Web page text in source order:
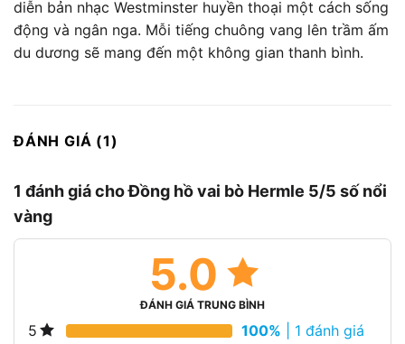
diễn bản nhạc Westminster huyền thoại một cách sống
động và ngân nga. Mỗi tiếng chuông vang lên trầm ấm
du dương sẽ mang đến một không gian thanh bình.
ĐÁNH GIÁ (1)
1 đánh giá choĐồng hồ vai bò Hermle 5/5 số nổi
vàng
5.0
ĐÁNH GIÁ TRUNG BÌNH
5 100% | 1 đánh giá